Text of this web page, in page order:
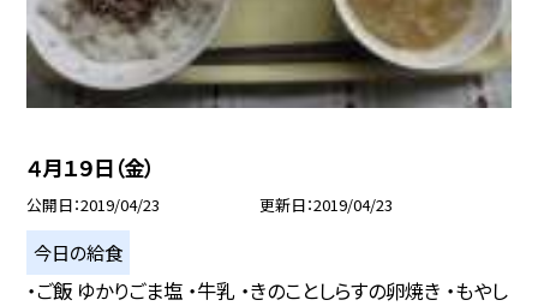
４月１９日（金）
公開日 2019/04/23 更新日 2019/04/23
今日の給食
・ご飯 ゆかりごま塩 ・牛乳 ・きのことしらすの卵焼き ・もやし